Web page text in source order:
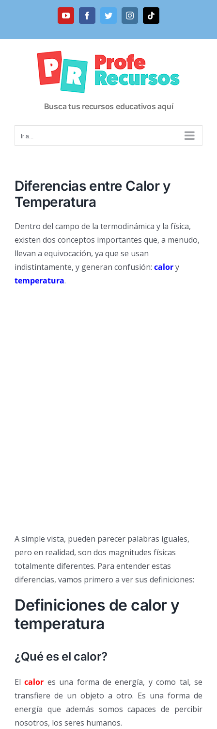
YouTubeFacebookTwitterInstagramTiktok
Busca tus recursos educativos aquí
Ir a...
Diferencias entre Calor y
Temperatura
Dentro del campo de la termodinámica y la física,
existen dos conceptos importantes que, a menudo,
llevan a equivocación, ya que se usan
indistintamente, y generan confusión: calory
temperatura.
A simple vista, pueden parecer palabras iguales,
pero en realidad, son dos magnitudes físicas
totalmente diferentes. Para entender estas
diferencias, vamos primero a ver sus definiciones:
Definiciones de calor y
temperatura
¿Qué es el calor?
Elcalor es una forma de energía, y como tal, se
transfiere de un objeto a otro. Es una forma de
energía que además somos capaces de percibir
nosotros, los seres humanos.